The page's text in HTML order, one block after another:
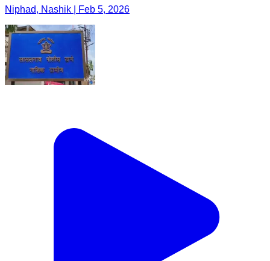
Niphad, Nashik | Feb 5, 2026